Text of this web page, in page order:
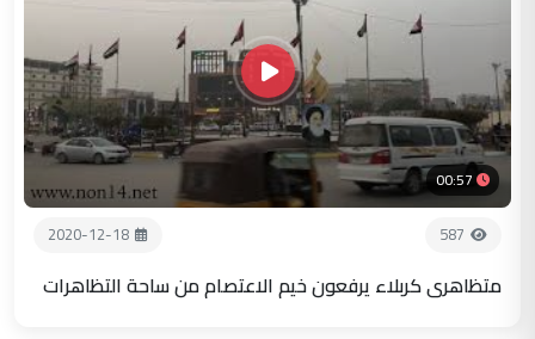
00:57
587
2020-12-18
متظاهري كربلاء يرفعون خيم الاعتصام من ساحة التظاهرات